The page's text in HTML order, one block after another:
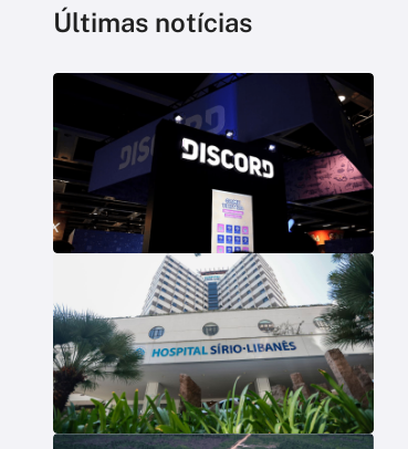
Últimas notícias